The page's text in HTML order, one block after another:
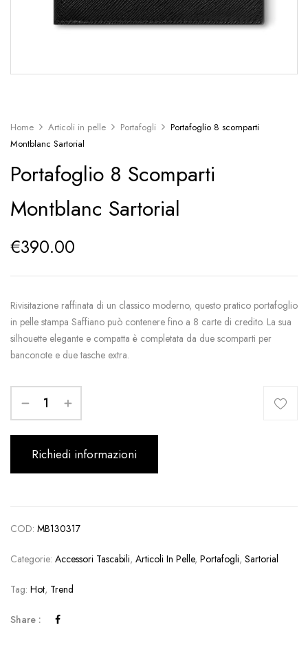
Home Articoli in pelle Portafogli
Portafoglio 8 scomparti
Montblanc Sartorial
Portafoglio 8 Scomparti
Montblanc Sartorial
€390.00
Rivisitazione raffinata di un classico moderno, questo pratico portafoglio
in pelle stampa Saffiano può contenere fino a 8 carte di credito. La sua
silhouette elegante e compatta è completata da due scomparti per
banconote e due tasche extra.
Richiedi informazioni
COD: MB130317
Categorie: Accessori Tascabili, Articoli In Pelle, Portafogli, Sartorial
Tag: Hot, Trend
Share :